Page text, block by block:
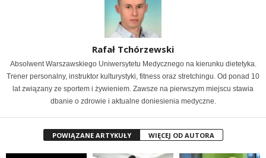
Rafał Tchórzewski
Absolwent Warszawskiego Uniwersytetu Medycznego na kierunku dietetyka.
Trener personalny, instruktor kulturystyki, fitness oraz stretchingu. Od ponad 10
lat związany ze sportem i żywieniem. Zawsze na pierwszym miejscu stawia
dbanie o zdrowie i aktualne doniesienia medyczne.
POWIĄZANE ARTYKUŁY WIĘCEJ OD AUTORA